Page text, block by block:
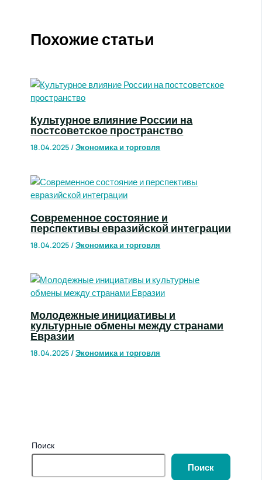
Похожие статьи
Культурное влияние России на
постсоветское пространство
18.04.2025/Экономика и торговля
Современное состояние и
перспективы евразийской интеграции
18.04.2025/Экономика и торговля
Молодежные инициативы и
культурные обмены между странами
Евразии
18.04.2025/Экономика и торговля
Поиск
Поиск